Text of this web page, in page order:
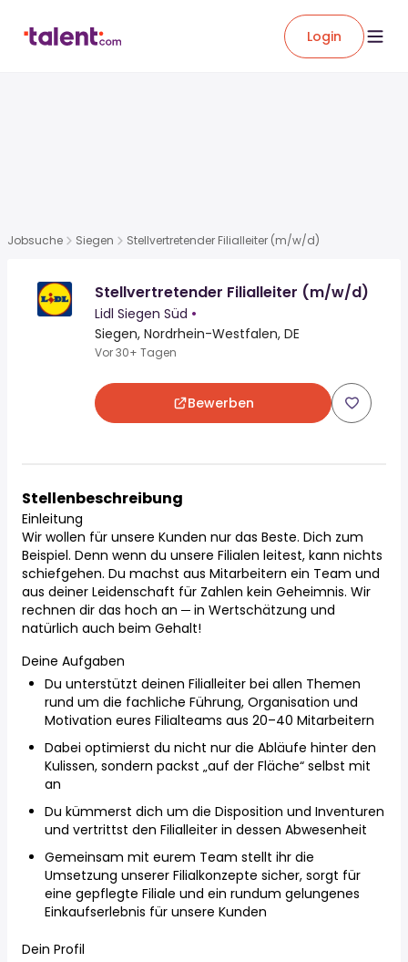
Login
Jobsuche Siegen Stellvertretender Filialleiter (m/w/d)
Stellvertretender Filialleiter (m/w/d)
Lidl Siegen Süd •
Siegen, Nordrhein-Westfalen, DE
Vor 30+ Tagen
Bewerben
Stellenbeschreibung
Einleitung
Wir wollen für unsere Kunden nur das Beste. Dich zum
Beispiel. Denn wenn du unsere Filialen leitest, kann nichts
schiefgehen. Du machst aus Mitarbeitern ein Team und
aus deiner Leidenschaft für Zahlen kein Geheimnis. Wir
rechnen dir das hoch an ─ in Wertschätzung und
natürlich auch beim Gehalt!
Deine Aufgaben
Du unterstützt deinen Filialleiter bei allen Themen
rund um die fachliche Führung, Organisation und
Motivation eures Filialteams aus 20–40 Mitarbeitern
Dabei optimierst du nicht nur die Abläufe hinter den
Kulissen, sondern packst „auf der Fläche“ selbst mit
an
Du kümmerst dich um die Disposition und Inventuren
und vertrittst den Filialleiter in dessen Abwesenheit
Gemeinsam mit eurem Team stellt ihr die
Umsetzung unserer Filialkonzepte sicher, sorgt für
eine gepflegte Filiale und ein rundum gelungenes
Einkaufserlebnis für unsere Kunden
Dein Profil